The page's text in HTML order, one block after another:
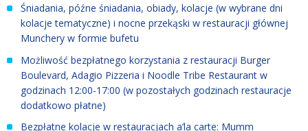
Śniadania, późne śniadania, obiady, kolacje (w wybrane dni
kolacje tematyczne) i nocne przekąski w restauracji głównej
Munchery w formie bufetu
Możliwość bezpłatnego korzystania z restauracji Burger
Boulevard, Adagio Pizzeria i Noodle Tribe Restaurant w
godzinach 12:00-17:00 (w pozostałych godzinach restauracje
dodatkowo płatne)
Bezpłatne kolacje w restauracjach a’la carte: Mumm